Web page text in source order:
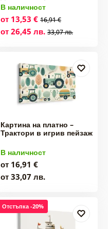
В наличност
от 13,53 € 16,91 €
от 26,45 лв. 33,07 лв.
Картина на платно –
Трактори в игрив пейзаж
В наличност
от 16,91 €
от 33,07 лв.
Отстъпка -20%